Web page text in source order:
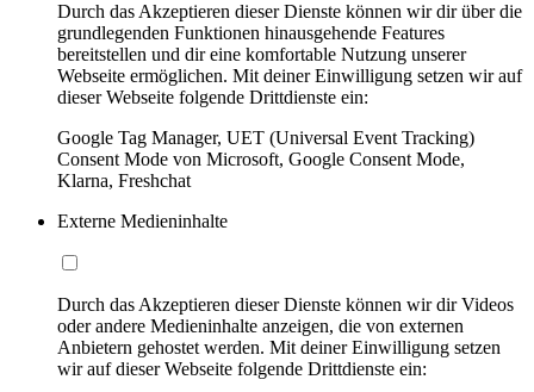
Durch das Akzeptieren dieser Dienste können wir dir über die
grundlegenden Funktionen hinausgehende Features
bereitstellen und dir eine komfortable Nutzung unserer
Webseite ermöglichen. Mit deiner Einwilligung setzen wir auf
dieser Webseite folgende Drittdienste ein:
Google Tag Manager, UET (Universal Event Tracking)
Consent Mode von Microsoft, Google Consent Mode,
Klarna, Freshchat
Externe Medieninhalte
Durch das Akzeptieren dieser Dienste können wir dir Videos
oder andere Medieninhalte anzeigen, die von externen
Anbietern gehostet werden. Mit deiner Einwilligung setzen
wir auf dieser Webseite folgende Drittdienste ein: